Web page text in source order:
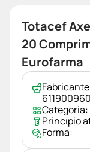
Totacef
20
Eurofarma
Categoria:
Princípio
Forma: